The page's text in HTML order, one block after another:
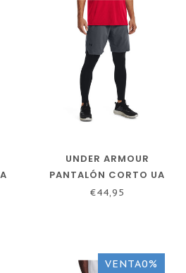
UNDER ARMOUR
PANTALÓN CORTO UA
VANISH WOVEN-GRIS
€44,95
VENTA0%